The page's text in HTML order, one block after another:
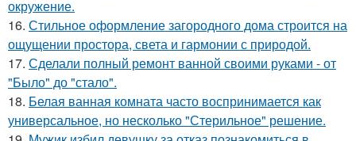
окружение.
16. Стильное оформление загородного дома строится на
ощущении простора, света и гармонии с природой.
17. Сделали полный ремонт ванной своими руками - от
"Было" до "стало".
18. Белая ванная комната часто воспринимается как
универсальное, но несколько "Стерильное" решение.